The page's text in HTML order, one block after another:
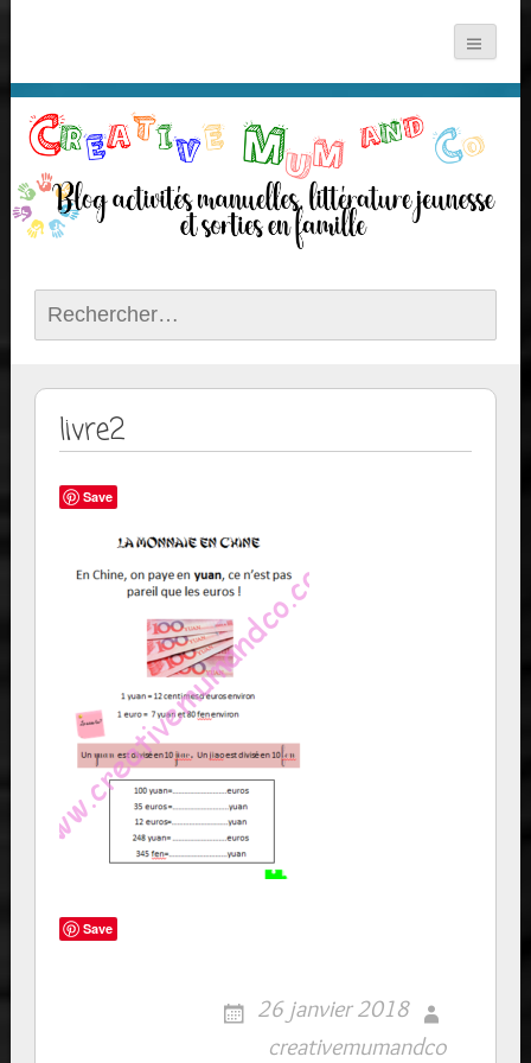
Rechercher :
livre2
Save
Save
26 janvier 2018
creativemumandco